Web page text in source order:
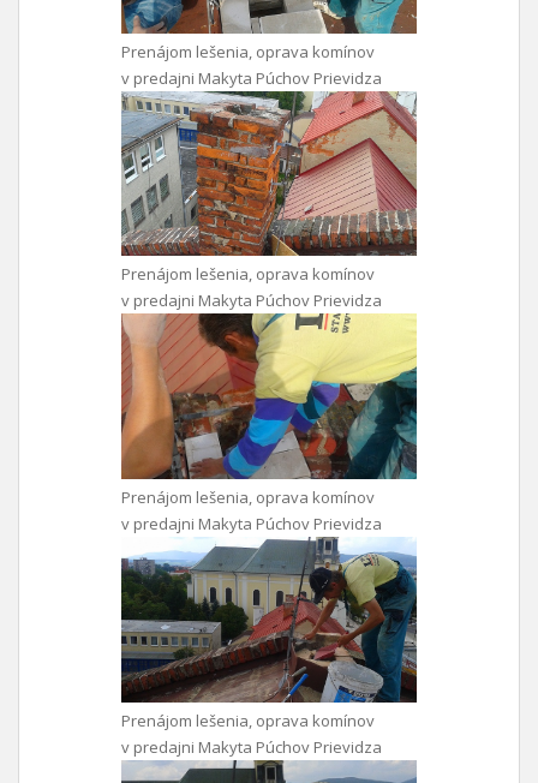
Prenájom lešenia, oprava komínov
v predajni Makyta Púchov Prievidza
Prenájom lešenia, oprava komínov
v predajni Makyta Púchov Prievidza
Prenájom lešenia, oprava komínov
v predajni Makyta Púchov Prievidza
Prenájom lešenia, oprava komínov
v predajni Makyta Púchov Prievidza